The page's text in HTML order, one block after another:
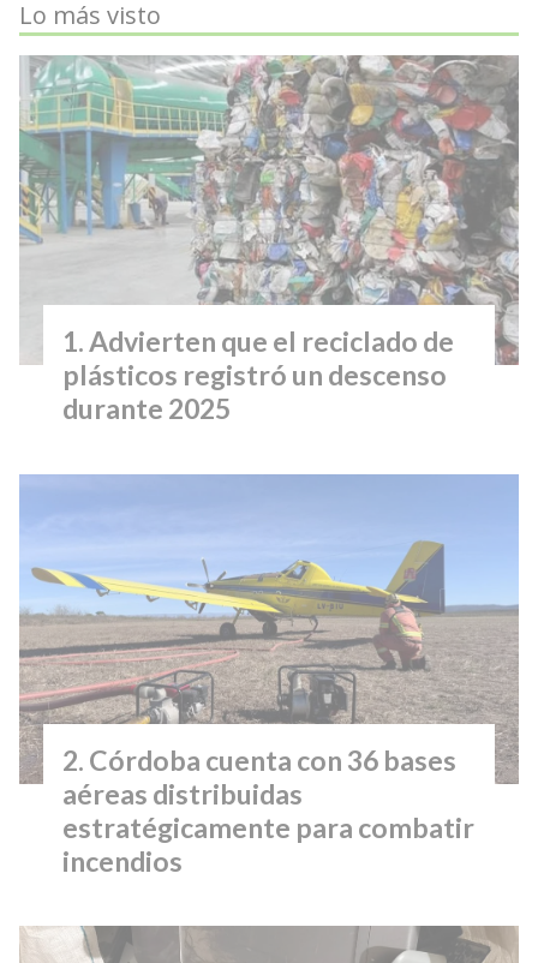
Lo más visto
Advierten que el reciclado de
plásticos registró un descenso
durante 2025
Córdoba cuenta con 36 bases
aéreas distribuidas
estratégicamente para combatir
incendios